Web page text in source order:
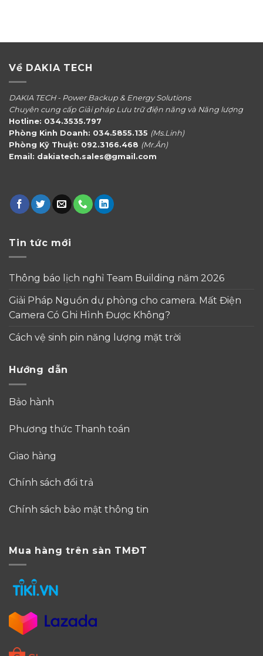
Về DAKIA TECH
DAKIA TECH - Power Backup & Energy Solutions
Chuyên cung cấp Giải pháp Lưu trữ điện năng và Năng lượng
Hotline: 034.3535.797
Phòng Kinh Doanh: 034.5855.135 (Ms.Linh)
Phòng Kỹ Thuật: 092.3166.468 (Mr.Ân)
Email: dakiatech.sales@gmail.com
Tin tức mới
Thông báo lịch nghỉ Team Building năm 2026
Giải Pháp Nguồn dự phòng cho camera. Mất Điện
Camera Có Ghi Hình Được Không?
Cách vệ sinh pin năng lượng mặt trời
Hướng dẫn
Bảo hành
Phương thức Thanh toán
Giao hàng
Chính sách đổi trả
Chính sách bảo mật thông tin
Mua hàng trên sàn TMĐT